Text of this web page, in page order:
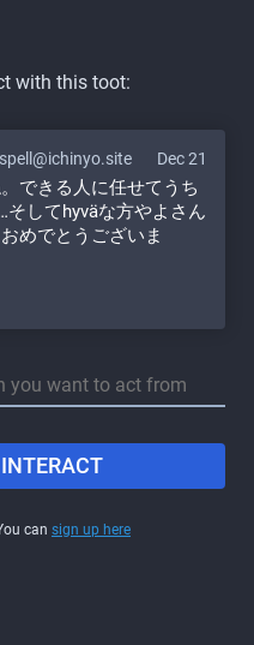
with this toot:
Dec 21
できる人に任せてうち
してhyväな方やよさん
めでとうございま
can sign up here